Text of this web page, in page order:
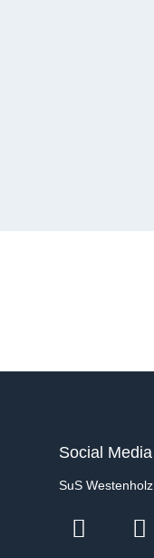
Social Media
SuS Westenholz